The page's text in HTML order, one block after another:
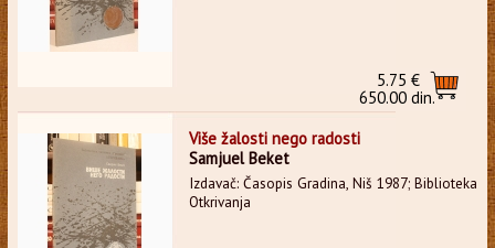
5.75 €
650.00 din.
Više žalosti nego radosti
Samjuel Beket
Izdavač: Časopis Gradina, Niš 1987; Biblioteka
Otkrivanja